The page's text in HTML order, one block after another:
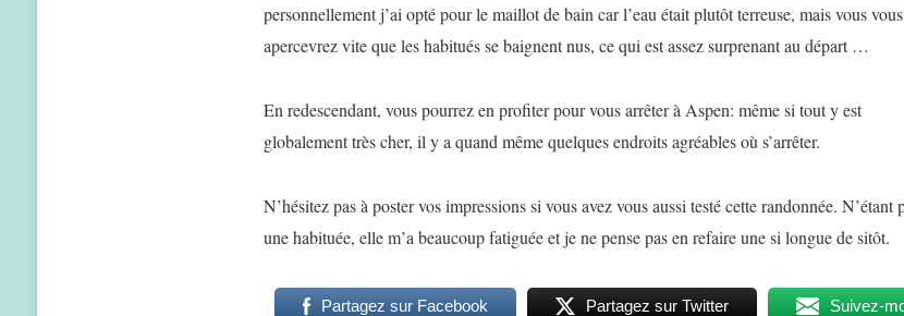
personnellement j’ai opté pour le maillot de bain car l’eau était plutôt terreuse, mais vous vous
apercevrez vite que les habitués se baignent nus, ce qui est assez surprenant au départ …
En redescendant, vous pourrez en profiter pour vous arrêter à Aspen: même si tout y est
globalement très cher, il y a quand même quelques endroits agréables où s’arrêter.
N’hésitez pas à poster vos impressions si vous avez vous aussi testé cette randonnée. N’étant
une habituée, elle m’a beaucoup fatiguée et je ne pense pas en refaire une si longue de sitôt.
Partagez sur Facebook Partagez sur Twitter Suivez-